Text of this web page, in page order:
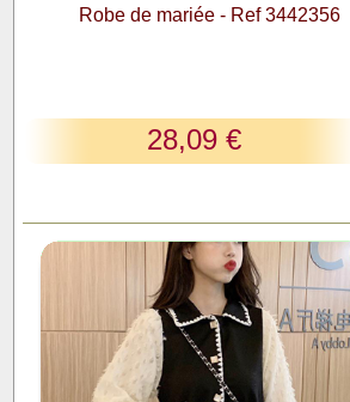
Robe de mariée - Ref 3442356
28,09 €